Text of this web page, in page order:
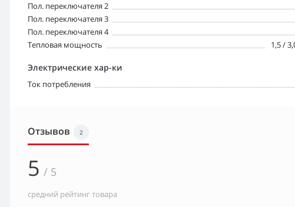
Пол. переключателя 2
Пол. переключателя 3
Пол. переключателя 4
Тепловая мощность
1,5 /
Электрические хар-ки
Ток потребления
Отзывов 2
5 / 5
средний рейтинг товара